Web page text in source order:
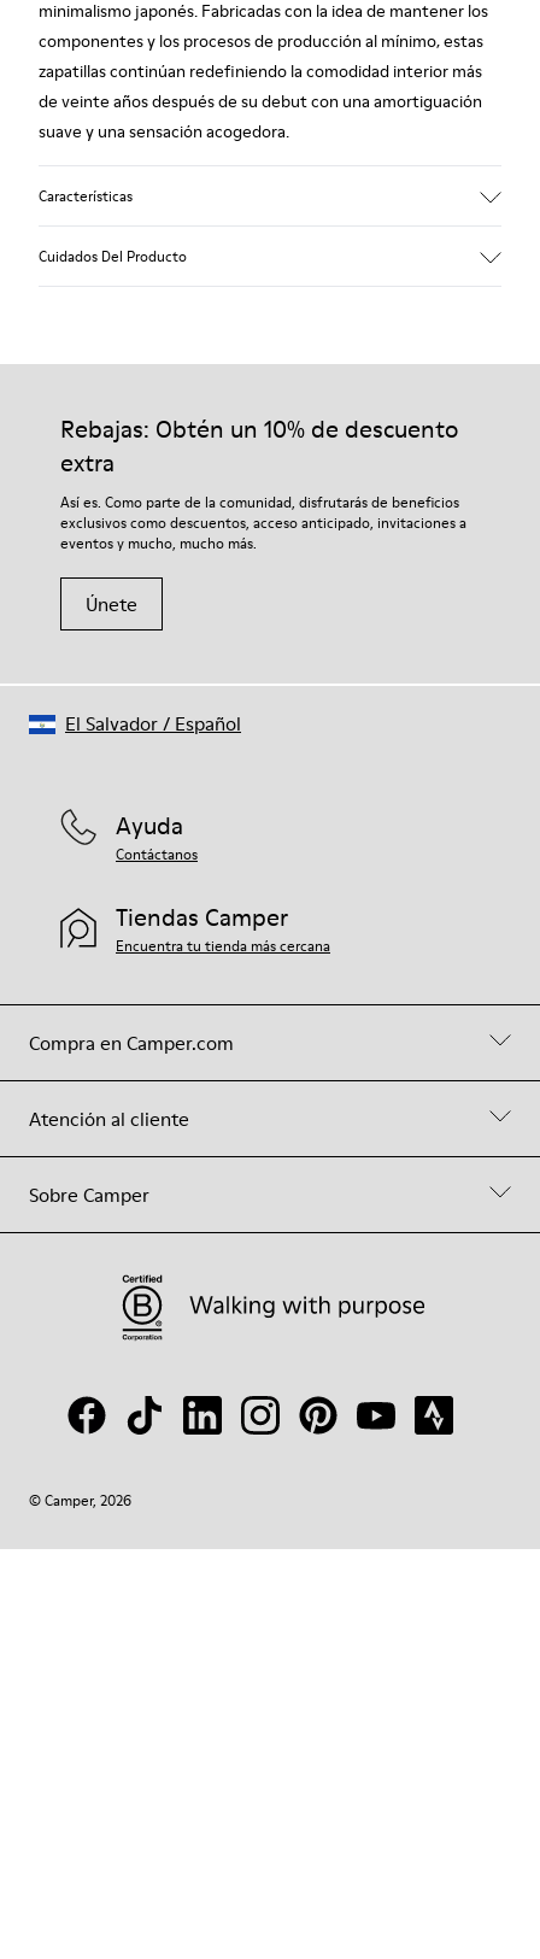
minimalismo japonés. Fabricadas con la idea de mantener los
componentes y los procesos de producción al mínimo, estas
zapatillas continúan redefiniendo la comodidad interior más
de veinte años después de su debut con una amortiguación
suave y una sensación acogedora.
Características
EVA
Lining
Cuidados Del Producto
Nuestros zapatos se han fabricado con materiales de primera
adecuados para el cuidado del calzado los protegerá y
garantizará que duren más tiempo.
Si deseas obtener información detallada sobre cómo cuidar de
tu par, visita nuestraGuía para el cuidado del calzado.
Rebajas: Obtén un 10% de descuento
extra
Así es. Como parte de la comunidad, disfrutarás de beneficios
exclusivos como descuentos, acceso anticipado, invitaciones a
eventos y mucho, mucho más.
Únete
Compra en Camper.com
Atención al cliente
Sobre Camper
Ayuda
Contáctanos
Tiendas Camper
Encuentra tu tienda más cercana
© Camper, 2026
El Salvador/ Español